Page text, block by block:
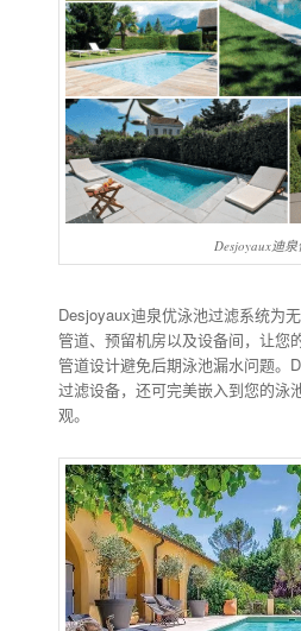
Desjoyaux迪
Desjoyaux迪泉优泳池过滤系统为
管道、预留机房以及设备间，让您
管道设计避免后期泳池漏水问题。
过滤设备，还可完美嵌入到您的泳
观。